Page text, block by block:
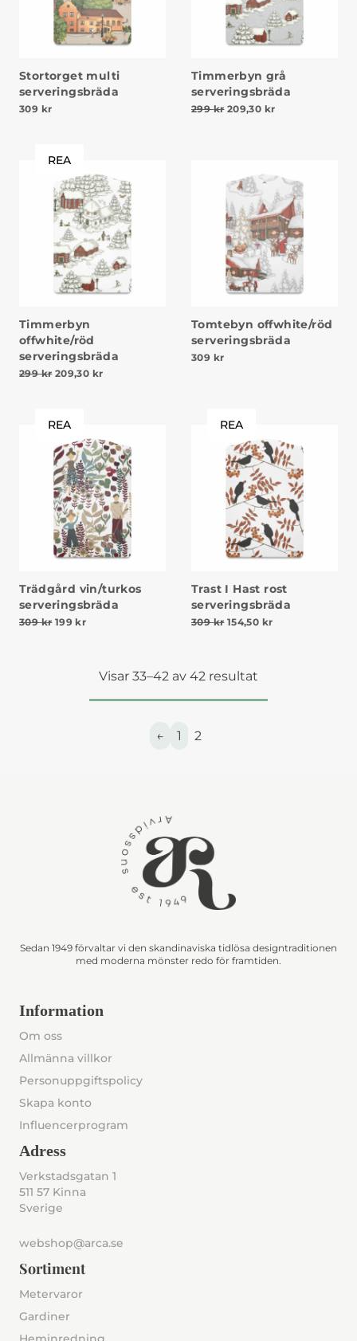
Stortorget multi
serveringsbräda
309 kr
Timmerbyn grå
serveringsbräda
299kr Det ursprungliga priset
209,30 krDet nuvarande
REA
Timmerbyn
offwhite/röd
serveringsbräda
299kr Det ursprungliga priset var: 299 kr.
209,30 krDet nuvarande priset är: 209,30 kr.
Tomtebyn offwhite/röd
serveringsbräda
309 kr
REA
Trädgård vin/turkos
serveringsbräda
309kr Det ursprungliga priset var: 309 kr.
199 krDet nuvarande priset är: 199 kr.
REA
Trast I Hast rost
serveringsbräda
309kr Det ursprungliga priset
154,50 krDet nuvarande
Visar 33–42 av 42 resultat
← 1 2
Sedan 1949 förvaltar vi den skandinaviska tidlösa designtraditionen
med moderna mönster redo för framtiden.
Information
Om oss
Allmänna villkor
Personuppgiftspolicy
Skapa konto
Influencerprogram
Adress
Verkstadsgatan 1
511 57 Kinna
Sverige
webshop@arca.se
Sortiment
Metervaror
Gardiner